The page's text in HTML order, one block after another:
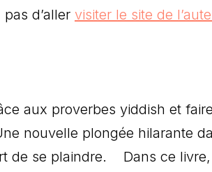
d’aller visiter le site de
aux proverbes yiddish et
nouvelle plongée hilarante
de se plaindre. Dans ce